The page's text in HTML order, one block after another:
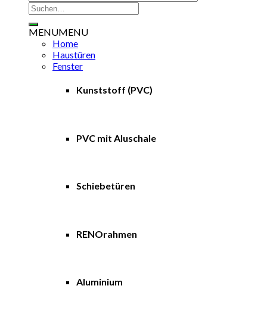
Suchen
nach:
MENUMENU
Home
Haustüren
Fenster
Kunststoff (PVC)
PVC mit Aluschale
Schiebetüren
RENOrahmen
Aluminium